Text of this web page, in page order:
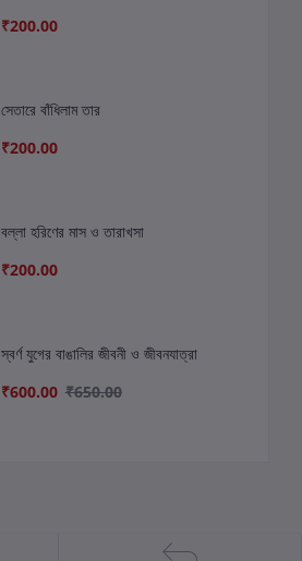
₹200.00
সেতারে বাঁধিলাম তার
₹200.00
বল্লা হরিণের মাস ও তারাখসা
₹200.00
স্বর্ণ যুগের বাঙালির জীবনী ও জীবনযাত্রা
₹600.00 ₹650.00